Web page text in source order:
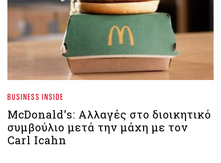
BUSINESS INSIDE
McDonald's: Αλλαγές στο διοικητικό
συμβούλιο μετά την μάχη με τον
Carl Icahn